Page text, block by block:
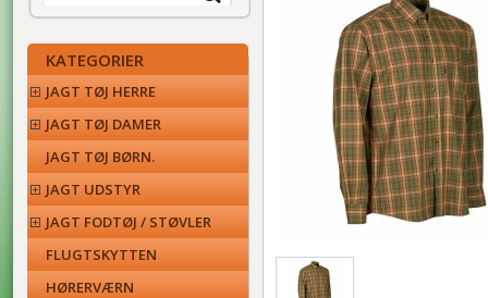
KATEGORIER
JAGT TØJ HERRE
JAGT TØJ DAMER
JAGT TØJ BØRN.
JAGT UDSTYR
JAGT FODTØJ / STØVLER
FLUGTSKYTTEN
HØRERVÆRN